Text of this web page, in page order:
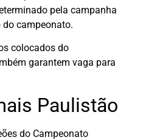
pela campanha
campeonato.
colocados do
garantem vaga para
Paulistão
do Campeonato